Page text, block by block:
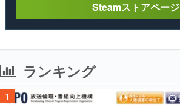
Steamストアページ
ランキング
1